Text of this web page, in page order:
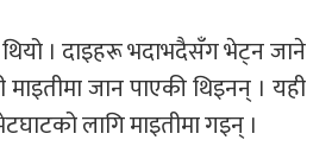
। दाइहरू भदाभदैसँग भेट्न जाने
जान पाएकी थिइनन् । यही
लागि माइतीमा गइन् ।